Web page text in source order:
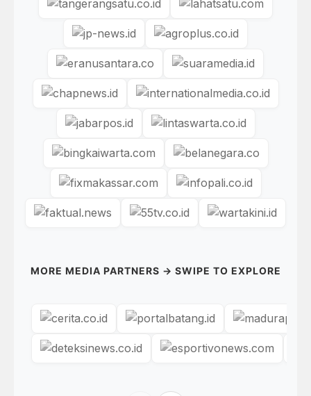
MORE MEDIA PARTNERS → SWIPE TO EXPLORE